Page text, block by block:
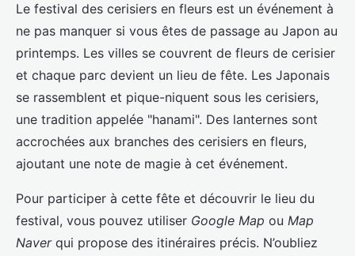
Le festival des cerisiers en fleurs est un événement à
ne pas manquer si vous êtes de passage au Japon au
printemps. Les villes se couvrent de fleurs de cerisier
et chaque parc devient un lieu de fête. Les Japonais
se rassemblent et pique-niquent sous les cerisiers,
une tradition appelée "hanami". Des lanternes sont
accrochées aux branches des cerisiers en fleurs,
ajoutant une note de magie à cet événement.
Pour participer à cette fête et découvrir le lieu du
festival, vous pouvez utiliser Google Map ou Map
Naverqui propose des itinéraires précis. N’oubliez